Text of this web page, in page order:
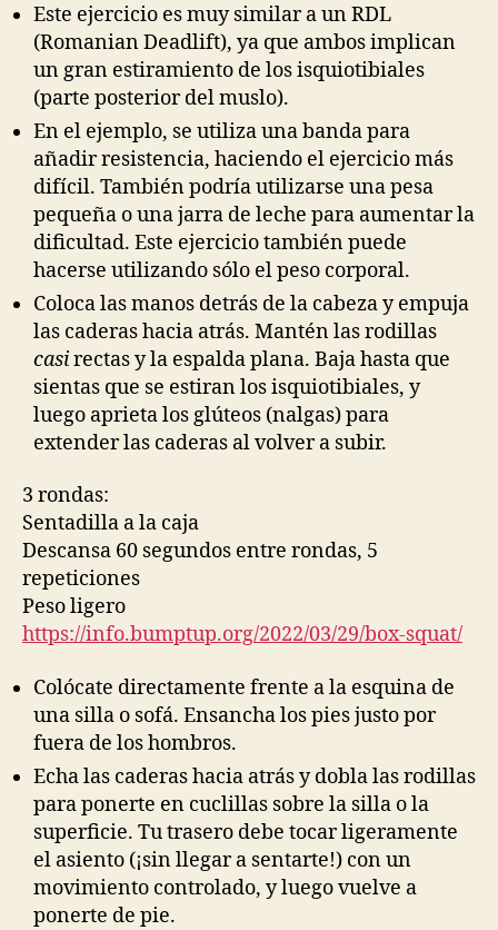
Este ejercicio es muy similar a un RDL
(Romanian Deadlift), ya que ambos implican
un gran estiramiento de los isquiotibiales
(parte posterior del muslo).
En el ejemplo, se utiliza una banda para
añadir resistencia, haciendo el ejercicio más
difícil. También podría utilizarse una pesa
pequeña o una jarra de leche para aumentar la
dificultad. Este ejercicio también puede
hacerse utilizando sólo el peso corporal.
Coloca las manos detrás de la cabeza y empuja
las caderas hacia atrás. Mantén las rodillas
casirectas y la espalda plana. Baja hasta que
sientas que se estiran los isquiotibiales, y
luego aprieta los glúteos (nalgas) para
extender las caderas al volver a subir.
3 rondas:
Sentadilla a la caja
Descansa 60 segundos entre rondas, 5
repeticiones
Peso ligero
https://info.bumptup.org/2022/03/29/box-squat/
Colócate directamente frente a la esquina de
una silla o sofá. Ensancha los pies justo por
fuera de los hombros.
Echa las caderas hacia atrás y dobla las rodillas
para ponerte en cuclillas sobre la silla o la
superficie. Tu trasero debe tocar ligeramente
el asiento (¡sin llegar a sentarte!) con un
movimiento controlado, y luego vuelve a
ponerte de pie.